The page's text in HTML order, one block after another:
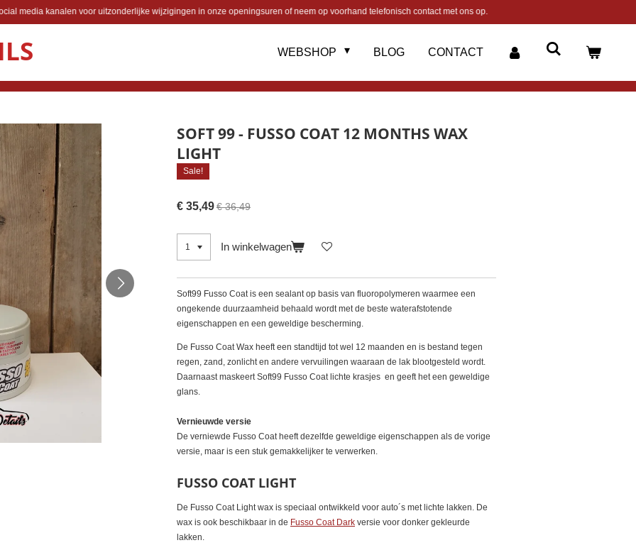
media kanalen voor uitzonderlijke wijzigingen in onze openingsuren of neem op voorhand telefonisch contact met ons op.
WEBSHOP BLOG CONTACT
SOFT 99 - FUSSO COAT 12 MONTHS WAX
LIGHT
Sale!
€ 35,49 € 36,49
In winkelwagen
Soft99 Fusso Coat is een sealant op basis van fluoropolymeren waarmee een
ongekende duurzaamheid behaald wordt met de beste waterafstotende
eigenschappen en een geweldige bescherming.
De Fusso Coat Wax heeft een standtijd tot wel 12 maanden en is bestand tegen
regen, zand, zonlicht en andere vervuilingen waaraan de lak blootgesteld wordt.
Daarnaast maskeert Soft99 Fusso Coat lichte krasjes en geeft het een geweldige
glans.
Vernieuwde versie
De verniewde Fusso Coat heeft dezelfde geweldige eigenschappen als de vorige
versie, maar is een stuk gemakkelijker te verwerken.
FUSSO COAT LIGHT
De Fusso Coat Light wax is speciaal ontwikkeld voor auto´s met lichte lakken. De
wax is ook beschikbaar in de Fusso Coat Dark versie voor donker gekleurde
lakken.